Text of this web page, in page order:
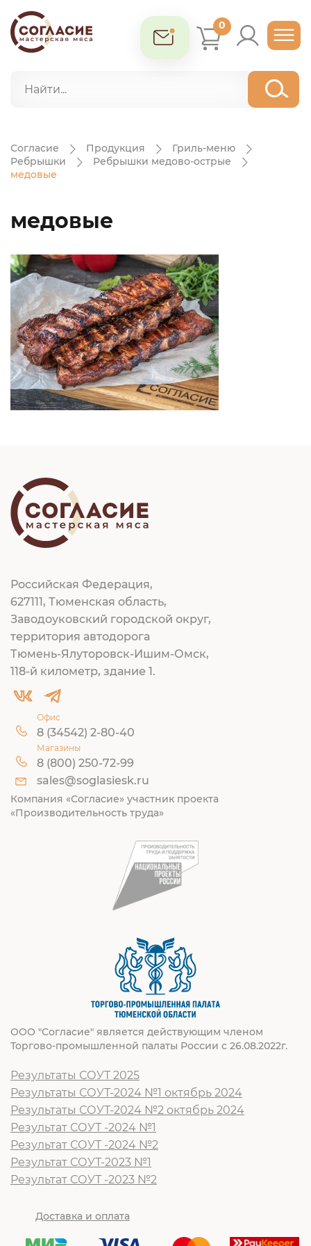
0
Согласие Продукция
Гриль-меню
Ребрышки
Ребрышки медово-острые
медовые
медовые
Российская Федерация,
627111, Тюменская область,
Заводоуковский городской округ,
территория автодорога
Тюмень-Ялуторовск-Ишим-Омск,
118-й километр, здание 1.
Офис
8 (34542) 2-80-40
Магазины
8 (800) 250-72-99
sales@soglasiesk.ru
Компания «Согласие» участник проекта
«Производительность труда»
ООО "Согласие" является действующим членом
Торгово-промышленной палаты России с 26.08.2022г.
Результаты СОУТ 2025
Результаты СОУТ-2024 №1 октябрь 2024
Результаты СОУТ-2024 №2 октябрь 2024
Результат СОУТ -2024 №1
Результат СОУТ -2024 №2
Результат СОУТ-2023 №1
Результат СОУТ -2023 №2
Доставка и оплата